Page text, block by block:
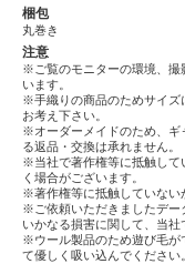
梱包
丸巻き
注意
※ご覧のモニターの環境、撮
います。
※手織りの商品のためサイズ
お考え下さい。
※オーダーメイドのため、ギ
る返品・交換は承れません。
※当社で著作権等に抵触して
く場合がございます。
※著作権等に抵触していない
※ご依頼いただきましたデー
いかなる損害に関して、当社
※ウール製品のため遊び毛が
て優しく吸い込んでください。